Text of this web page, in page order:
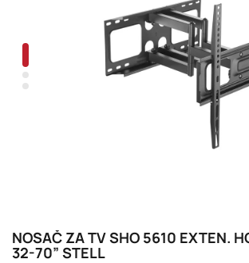
NOSAČ ZA TV SHO 5610 EXTEN.
32-70” STELL